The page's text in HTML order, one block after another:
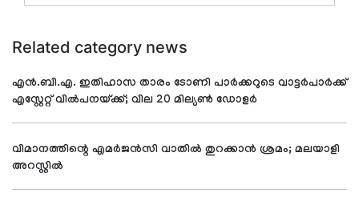
Related category news
എന്‍.ബി.എ. ഇതിഹാസ താരം ടോണി പാര്‍ക്കറുടെ വാട്ടര്‍പാര്‍ക്ക്
എസ്റ്റേറ്റ് വില്‍പനയ്ക്ക്; വില 20 മില്യണ്‍ ഡോളര്‍
വിമാനത്തിന്റെ എമര്‍ജന്‍സി വാതില്‍ തുറക്കാന്‍ ശ്രമം; മലയാളി
അറസ്റ്റില്‍